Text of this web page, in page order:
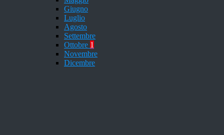
Giugno
Luglio
Agosto
Settembre
Ottobre 1
Novembre
Dicembre